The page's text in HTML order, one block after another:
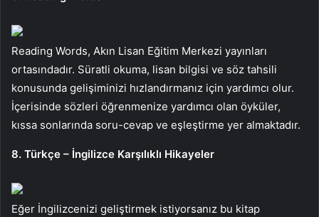
Reading Words, Akın Lisan Eğitim Merkezi yayınları
ortasındadır. Süratli okuma, lisan bilgisi ve söz tahsili
konusunda gelişiminizi hızlandırmanız için yardımcı olur.
İçerisinde sözleri öğrenmenize yardımcı olan öyküler,
kıssa sonlarında soru-cevap ve eşleştirme yer almaktadır.
8. Türkçe – İngilizce Karşılıklı Hikayeler
Eğer İngilizcenizi geliştirmek istiyorsanız bu kitap